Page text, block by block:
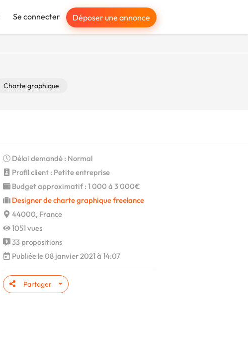
Se connecter Déposer une annonce
Charte graphique
Délai demandé : Normal
Profil client : Petite entreprise
Budget approximatif : 1 000 à 3 000€
Designer de charte graphique freelance
44000, France
1051 vues
33 propositions
Publiée le 08 janvier 2021 à 14:07
Partager